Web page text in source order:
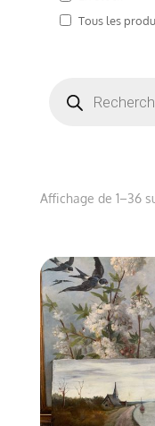
Tous les
produits
Affichage de 1–36